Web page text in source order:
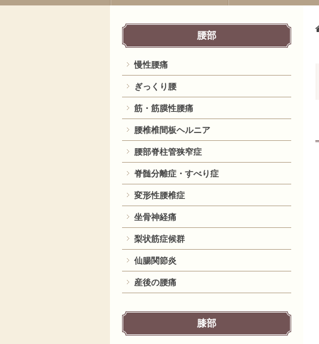
腰部
慢性腰痛
ぎっくり腰
筋・筋膜性腰痛
腰椎椎間板ヘルニア
腰部脊柱管狭窄症
脊髄分離症・すべり症
変形性腰椎症
坐骨神経痛
梨状筋症候群
仙腸関節炎
産後の腰痛
膝部